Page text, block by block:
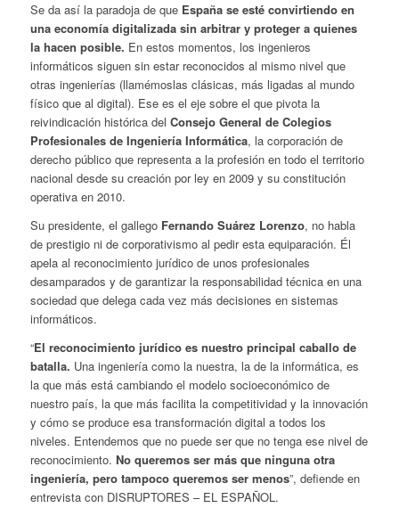
Se da así la paradoja de queEspaña se esté convirtiendo en
una economía digitalizada sin arbitrar y proteger a quienes
la hacen posible. En estos momentos, los ingenieros
informáticos siguen sin estar reconocidos al mismo nivel que
otras ingenierías (llamémoslas clásicas, más ligadas al mundo
físico que al digital). Ese es el eje sobre el que pivota la
reivindicación histórica del Consejo General de Colegios
Profesionales de Ingeniería Informática, la corporación de
derecho público que representa a la profesión en todo el territorio
nacional desde su creación por ley en 2009 y su constitución
operativa en 2010.
Su presidente, el gallego Fernando Suárez Lorenzo, no habla
de prestigio ni de corporativismo al pedir esta equiparación. Él
apela al reconocimiento jurídico de unos profesionales
desamparados y de garantizar la responsabilidad técnica en una
sociedad que delega cada vez más decisiones en sistemas
informáticos.
“El reconocimiento jurídico es nuestro principal caballo de
batalla. Una ingeniería como la nuestra, la de la informática, es
la que más está cambiando el modelo socioeconómico de
nuestro país, la que más facilita la competitividad y la innovación
y cómo se produce esa transformación digital a todos los
niveles. Entendemos que no puede ser que no tenga ese nivel de
reconocimiento. No queremos ser más que ninguna otra
ingeniería, pero tampoco queremos ser menos”, defiende en
entrevista con DISRUPTORES – EL ESPAÑOL.